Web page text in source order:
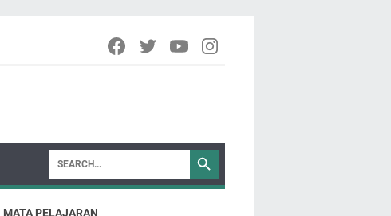
MATA PELAJARAN